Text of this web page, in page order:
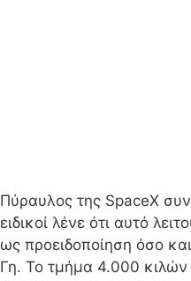
Πύραυλος της SpaceX
ειδικοί λένε ότι αυτό
ως προειδοποίηση όσο
Γη. Το τμήμα 4.000